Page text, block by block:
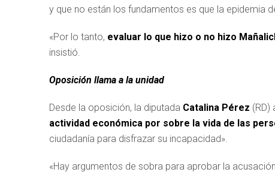
y que no están los fundamentos es que la epidemia
«Por lo tanto, evaluar lo que hizo o no hizo
insistió.
Oposición llama a la unidad
Desde la oposición, la diputada Catalina Pérez (RD)
actividad económica por sobre la vida de las
ciudadanía para disfrazar su incapacidad».
«Hay argumentos de sobra para aprobar la